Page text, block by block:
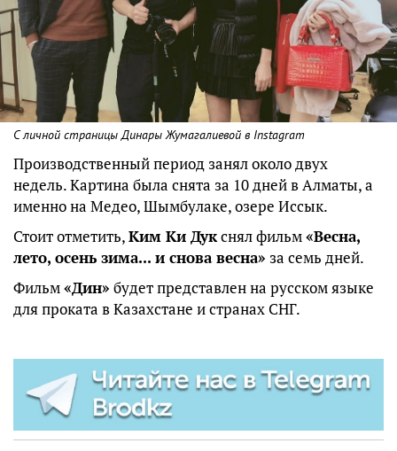
С личной страницы Динары Жумагалиевой в Instagram
Производственный период занял около двух
недель. Картина была снята за 10 дней в Алматы, а
именно на Медео, Шымбулаке, озере Иссык.
Стоит отметить,Ким Ки Дукснял фильм«Весна,
лето, осень зима... и снова весна» за семь дней.
Фильм«Дин» будет представлен на русском языке
для проката в Казахстане и странах СНГ.